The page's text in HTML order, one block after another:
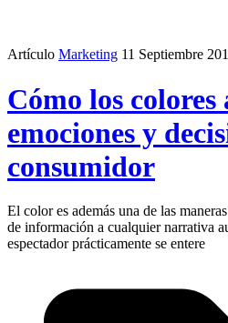
Artículo Marketing 11 Septiembre
Cómo los colores
emociones y
consumidor
El color es además una de las
de información a cualquier narrativa
espectador prácticamente se entere